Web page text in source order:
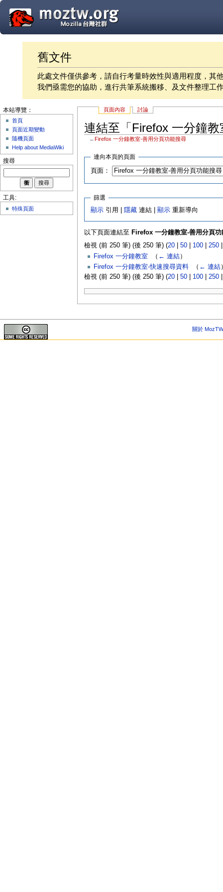
舊文件
此處文件僅供參考，請自行考量時效性與適用程度，其
我們亟需您的協助，進行共筆系統搬移、及文件整理工
頁面內容 討論
連結至「Firefox 一分鐘
← Firefox 一分鐘教室-善用分頁功能搜尋
連向本頁的頁面
頁面：
篩選
顯示 引用 | 隱藏 連結 |顯示 重新導向
以下頁面連結至 Firefox 一分鐘教室-善用分頁功
檢視 (前 250 筆) (後 250 筆) (20| 50| 100| 250
Firefox 一分鐘教室‎ （ ← 連結）
Firefox 一分鐘教室-快速搜尋資料‎ （ ← 連結
檢視 (前 250 筆) (後 250 筆) (20| 50| 100| 250
本站導覽：
首頁
頁面近期變動
隨機頁面
Help about MediaWiki
搜尋
工具:
特殊頁面
關於